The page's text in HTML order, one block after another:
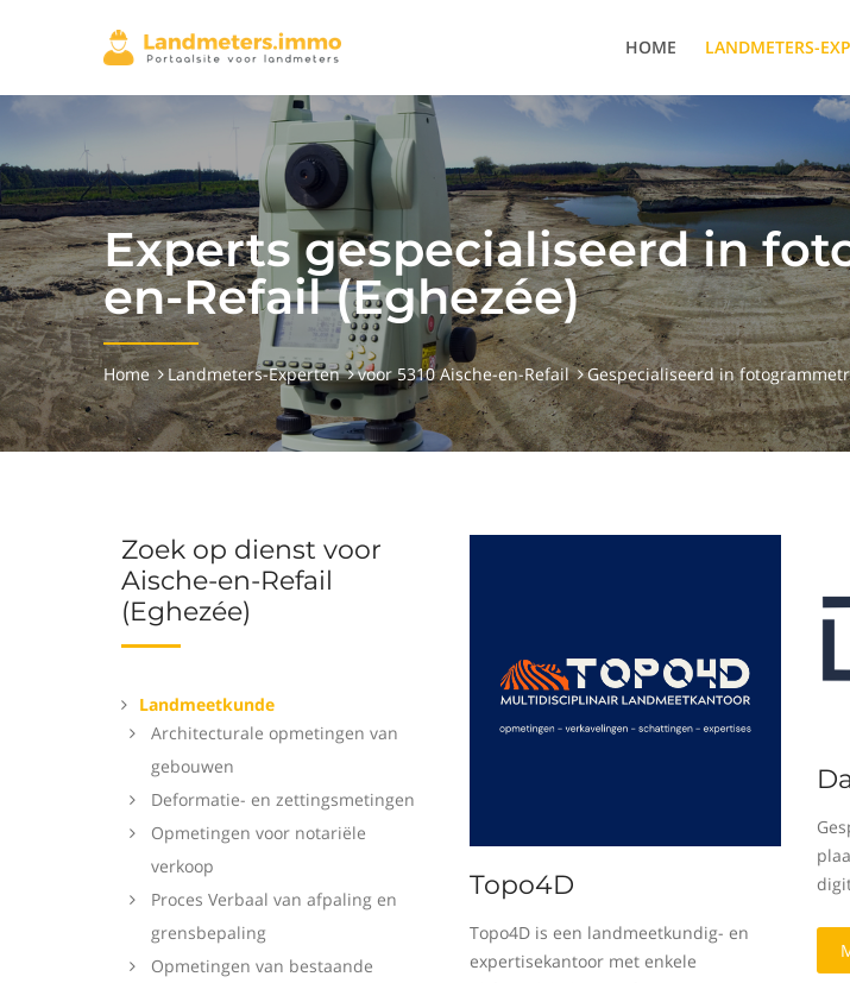
HOME LANDMETERS-
Experts gespecialiseerd in
en-Refail (Eghezée)
Home Landmeters-Experten voor 5310 Aische-en-Refail Gespecialiseerd in
Zoek op dienst voor
Aische-en-Refail
(Eghezée)
Landmeetkunde
Architecturale opmetingen van
gebouwen
Deformatie- en zettingsmetingen
Opmetingen voor notariële
verkoop
Proces Verbaal van afpaling en
grensbepaling
Opmetingen van bestaande
Topo4D
Topo4D is een landmeetkundig- en
expertisekantoor met enkele